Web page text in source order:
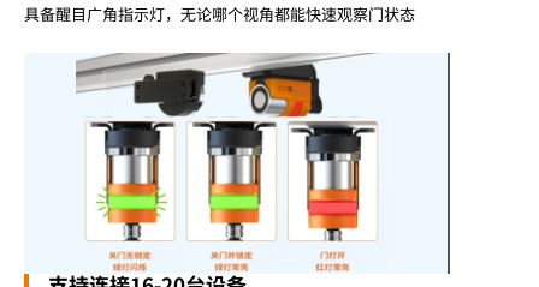
具备醒目广角指示灯，无论哪个视角都能快速观察门状态